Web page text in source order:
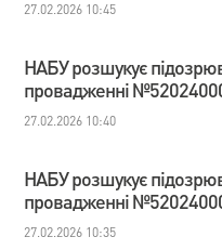
27.02.2026 10:45
НАБУ розшукує
провадженні
27.02.2026 10:40
НАБУ розшукує
провадженні
27.02.2026 10:35